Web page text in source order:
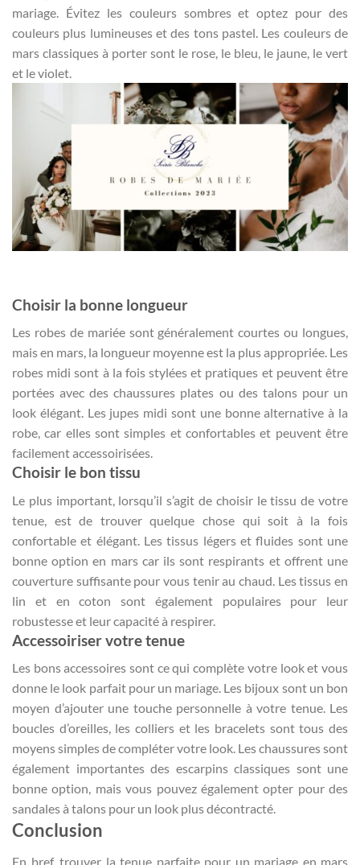
mariage. Évitez les couleurs sombres et optez pour des
couleurs plus lumineuses et des tons pastel. Les couleurs de
mars classiques à porter sont le rose, le bleu, le jaune, le vert
et le violet.
Choisir la bonne longueur
Les robes de mariée sont généralement courtes ou longues,
mais en mars, la longueur moyenne est la plus appropriée. Les
robes midi sont à la fois stylées et pratiques et peuvent être
portées avec des chaussures plates ou des talons pour un
look élégant. Les jupes midi sont une bonne alternative à la
robe, car elles sont simples et confortables et peuvent être
facilement accessoirisées.
Choisir le bon tissu
Le plus important, lorsqu’il s’agit de choisir le tissu de votre
tenue, est de trouver quelque chose qui soit à la fois
confortable et élégant. Les tissus légers et fluides sont une
bonne option en mars car ils sont respirants et offrent une
couverture suffisante pour vous tenir au chaud. Les tissus en
lin et en coton sont également populaires pour leur
robustesse et leur capacité à respirer.
Accessoiriser votre tenue
Les bons accessoires sont ce qui complète votre look et vous
donne le look parfait pour un mariage. Les bijoux sont un bon
moyen d’ajouter une touche personnelle à votre tenue. Les
boucles d’oreilles, les colliers et les bracelets sont tous des
moyens simples de compléter votre look. Les chaussures sont
également importantes des escarpins classiques sont une
bonne option, mais vous pouvez également opter pour des
sandales à talons pour un look plus décontracté.
Conclusion
En bref, trouver la tenue parfaite pour un mariage en mars